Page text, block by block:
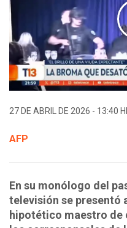
27 DE ABRIL DE 2026 - 13:40
AFP
En su monólogo del
televisión se presentó
hipotético maestro de